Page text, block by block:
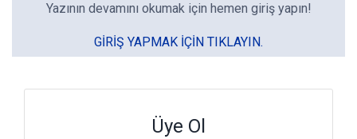
Yazının devamını okumak için hemen giriş yapın!
GIRIŞ YAPMAK IÇIN TIKLAYIN.
Üye Ol